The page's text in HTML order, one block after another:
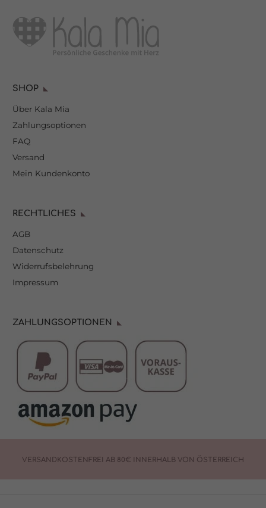
SHOP
Über Kala Mia
Zahlungsoptionen
FAQ
Versand
Mein Kundenkonto
RECHTLICHES
AGB
Datenschutz
Widerrufsbelehrung
Impressum
ZAHLUNGSOPTIONEN
VERSANDKOSTENFREI AB 80€ INNERHALB VON ÖSTERREICH